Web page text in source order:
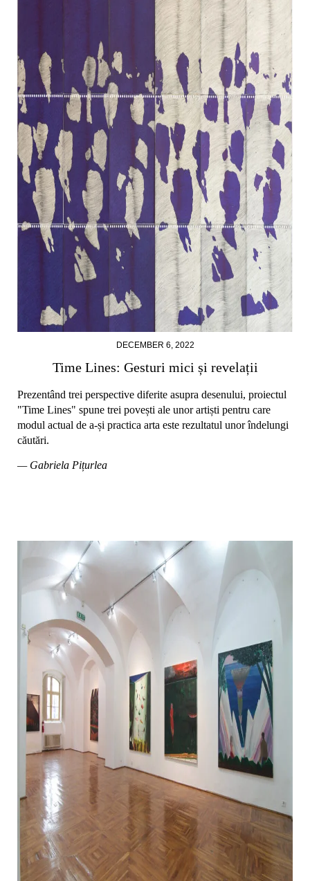
DECEMBER 6, 2022
Time Lines: Gesturi mici și revelații
Prezentând trei perspective diferite asupra desenului, proiectul
"Time Lines" spune trei povești ale unor artiști pentru care
modul actual de a-și practica arta este rezultatul unor îndelungi
căutări.
— Gabriela Pițurlea